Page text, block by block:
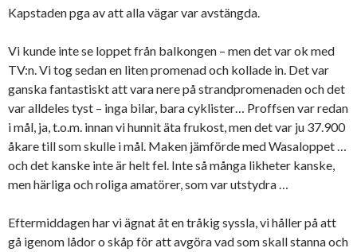
Kapstaden pga av att alla vägar var avstängda.
Vi kunde inte se loppet från balkongen – men det var ok med
TV:n. Vi tog sedan en liten promenad och kollade in. Det var
ganska fantastiskt att vara nere på strandpromenaden och det
var alldeles tyst – inga bilar, bara cyklister… Proffsen var redan
i mål, ja, t.o.m. innan vi hunnit äta frukost, men det var ju 37.900
åkare till som skulle i mål. Maken jämförde med Wasaloppet …
och det kanske inte är helt fel. Inte så många likheter kanske,
men härliga och roliga amatörer, som var utstydra …
Eftermiddagen har vi ägnat åt en tråkig syssla, vi håller på att
gå igenom lådor o skåp för att avgöra vad som skall stanna och